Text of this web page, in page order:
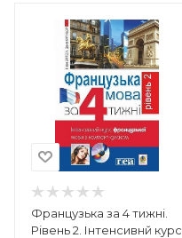
Французька за 4 тижні.
Рівень 2. Інтенсивнй курс